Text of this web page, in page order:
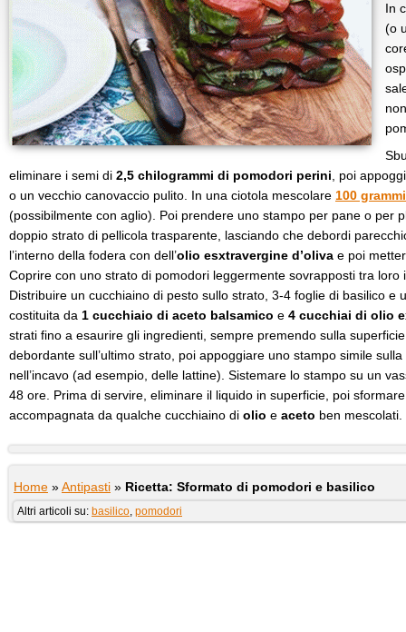
In
(o
eliminare i semi di 2,5 chilogrammi di pomodori perini , poi
o un vecchio canovaccio pulito. In una ciotola mescolare 100
(possibilmente con aglio). Poi prendere uno stampo per pane o per
doppio strato di pellicola trasparente, lasciando che debordi
l’interno della fodera con dell’olio esxtravergine d’oliva e poi
Coprire con uno strato di pomodori leggermente sovrapposti tra
Distribuire un cucchiaino di pesto sullo strato, 3-4 foglie di basilico e
costituita da 1 cucchiaio di aceto balsamico e 4 cucchiai di olio
strati fino a esaurire gli ingredienti, sempre premendo sulla
debordante sull’ultimo strato, poi appoggiare uno stampo simile
nell’incavo (ad esempio, delle lattine). Sistemare lo stampo su un
48 ore. Prima di servire, eliminare il liquido in superficie, poi
accompagnata da qualche cucchiaino di olio e aceto ben mescolati.
Home »Antipasti » Ricetta: Sformato di pomodori e basilico
Altri articoli su: basilico, pomodori